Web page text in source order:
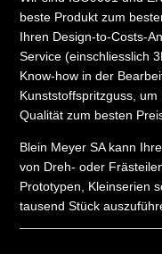
beste Produkt zum
Ihren Design-to-Costs-
Service (einschliesslich
Know-how in der
Kunststoffspritzguss,
Qualität zum besten
Blein Meyer SA kann
von Dreh- oder
Prototypen, Kleinserien
tausend Stück